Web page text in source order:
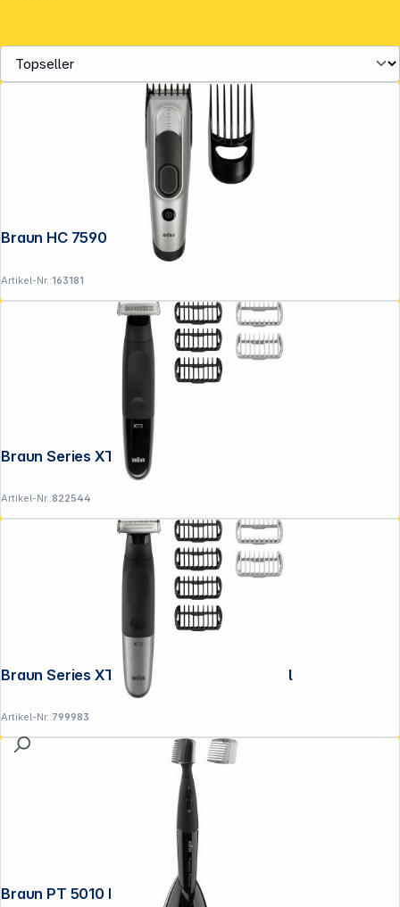
Braun HC 7590 HairClipper
Artikel-Nr.:163181
Artikel-Nr.:822544
Braun Series XT 5200 Face+Body+Travel
Artikel-Nr.:799983
Braun PT 5010 PrecisionTrimmer